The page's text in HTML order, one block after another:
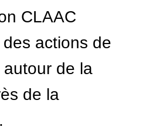
CLAAC
actions de
de la
de la